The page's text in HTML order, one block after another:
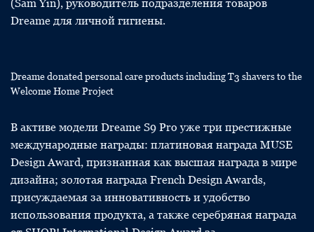
(Sam Yin), руководитель подразделения товаров
Dreame для личной гигиены.
Dreame donated personal care products including T3 shavers to the
Welcome Home Project
В активе модели Dreame S9 Pro уже три престижные
международные награды: платиновая награда MUSE
Design Award, признанная как высшая награда в мире
дизайна; золотая награда French Design Awards,
присуждаемая за инновативность и удобство
использования продукта, а также серебряная награда